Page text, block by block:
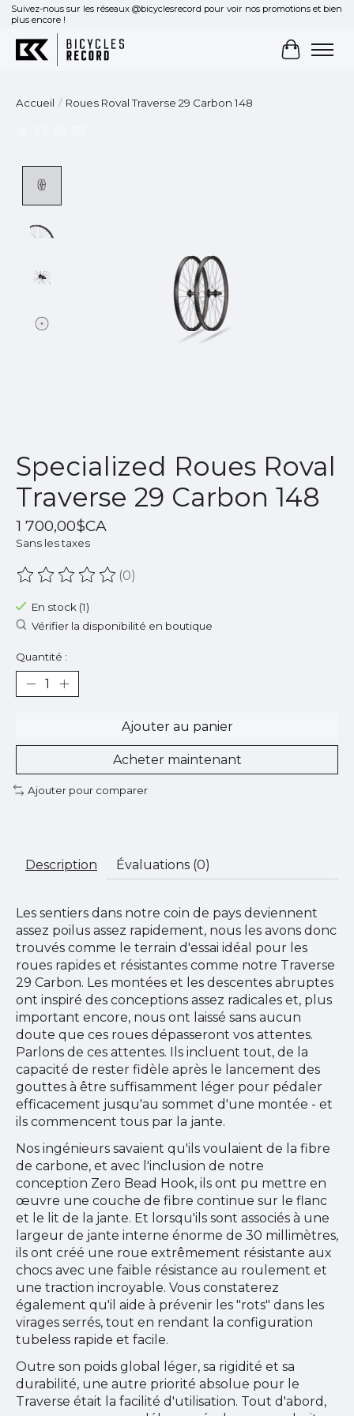
Suivez-nous sur les réseaux @bicyclesrecord pour voir nos promotions et bien
plus encore !
Panier
Accueil / Roues Roval Traverse 29 Carbon 148
Specialized Roues Roval
Traverse 29 Carbon 148
1 700,00$CA
Sans les taxes
Ce produit est évalué à
(0)
En stock (1)
Vérifier la disponibilité en boutique
Quantité :
Ajouter au panier
Acheter maintenant
Ajouter pour comparer
Description Évaluations (0)
Les sentiers dans notre coin de pays deviennent
assez poilus assez rapidement, nous les avons donc
trouvés comme le terrain d'essai idéal pour les
roues rapides et résistantes comme notre Traverse
29 Carbon. Les montées et les descentes abruptes
ont inspiré des conceptions assez radicales et, plus
important encore, nous ont laissé sans aucun
doute que ces roues dépasseront vos attentes.
Parlons de ces attentes. Ils incluent tout, de la
capacité de rester fidèle après le lancement des
gouttes à être suffisamment léger pour pédaler
efficacement jusqu'au sommet d'une montée - et
ils commencent tous par la jante.
Nos ingénieurs savaient qu'ils voulaient de la fibre
de carbone, et avec l'inclusion de notre
conception Zero Bead Hook, ils ont pu mettre en
œuvre une couche de fibre continue sur le flanc
et le lit de la jante. Et lorsqu'ils sont associés à une
largeur de jante interne énorme de 30 millimètres,
ils ont créé une roue extrêmement résistante aux
chocs avec une faible résistance au roulement et
une traction incroyable. Vous constaterez
également qu'il aide à prévenir les "rots" dans les
virages serrés, tout en rendant la configuration
tubeless rapide et facile.
Outre son poids global léger, sa rigidité et sa
durabilité, une autre priorité absolue pour le
Traverse était la facilité d'utilisation. Tout d'abord,